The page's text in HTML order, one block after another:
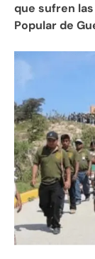
que sufren
Popular de